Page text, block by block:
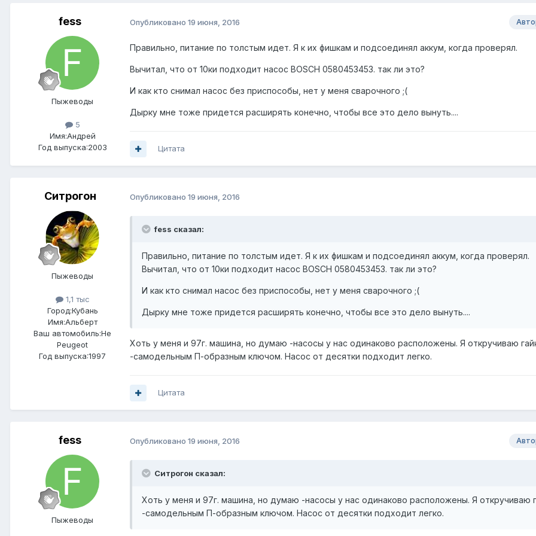
fess
Пыжеводы
5
Имя:Андрей
Год выпуска:2003
Опубликовано 19 июня, 2016
Правильно, питание по толстым идет. Я к их фишкам и подсоединял аккум, когда проверял.
Вычитал, что от 10ки подходит насос BOSCH 0580453453. так ли это?
И как кто снимал насос без приспособы, нет у меня сварочного ;(
Дырку мне тоже придется расширять конечно, чтобы все это дело вынуть....
Цитата
Ситрогон
Пыжеводы
1,1 тыс
Город:Кубань
Имя:Альберт
Ваш автомобиль:Не
Peugeot
Год выпуска:1997
Опубликовано 19 июня, 2016
fess сказал:
Правильно, питание по толстым идет. Я к их фишкам и подсоединял аккум, когда проверял.
Вычитал, что от 10ки подходит насос BOSCH 0580453453. так ли это?
И как кто снимал насос без приспособы, нет у меня сварочного ;(
Дырку мне тоже придется расширять конечно, чтобы все это дело вынуть....
Хоть у меня и 97г. машина, но думаю -насосы у нас одинаково расположены. Я откручиваю
-самодельным П-образным ключом. Насос от десятки подходит легко.
Цитата
fess
Пыжеводы
Опубликовано 19 июня, 2016
Ситрогон сказал:
Хоть у меня и 97г. машина, но думаю -насосы у нас одинаково расположены. Я откручиваю
-самодельным П-образным ключом. Насос от десятки подходит легко.